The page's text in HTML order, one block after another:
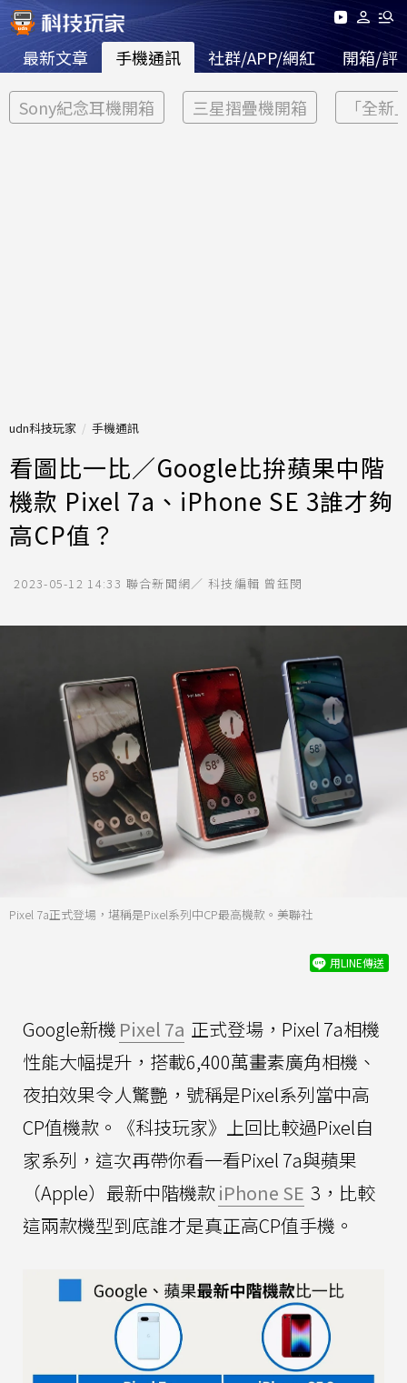
最新文章 手機通訊 社群/APP/網紅 開箱/評
Sony紀念耳機開箱 三星摺疊機開箱 「全新
udn科技玩家 手機通訊
看圖比一比／Google比拚蘋果中階
機款 Pixel 7a、iPhone SE 3誰才夠
高CP值？
2023-05-12 14:33 聯合新聞網／ 科技編輯 曾鈺閔
Pixel 7a正式登場，堪稱是Pixel系列中CP最高機款。美聯社
用LINE傳送
Google新機 Pixel 7a 正式登場，Pixel 7a相機
性能大幅提升，搭載6,400萬畫素廣角相機、
夜拍效果令人驚艷，號稱是Pixel系列當中高
CP值機款。《科技玩家》上回比較過Pixel自
家系列，這次再帶你看一看Pixel 7a與蘋果
（Apple）最新中階機款iPhone SE 3，比較
這兩款機型到底誰才是真正高CP值手機。